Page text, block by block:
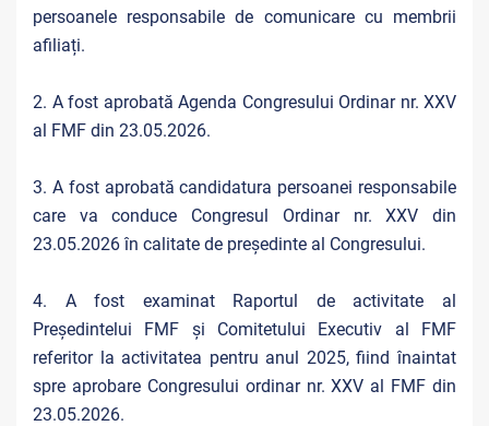
persoanele responsabile de comunicare cu membrii
afiliați.
2. A fost aprobată Agenda Congresului Ordinar nr. XXV
al FMF din 23.05.2026.
3. A fost aprobată candidatura persoanei responsabile
care va conduce Congresul Ordinar nr. XXV din
23.05.2026 în calitate de președinte al Congresului.
4. A fost examinat Raportul de activitate al
Președintelui FMF și Comitetului Executiv al FMF
referitor la activitatea pentru anul 2025, fiind înaintat
spre aprobare Congresului ordinar nr. XXV al FMF din
23.05.2026.